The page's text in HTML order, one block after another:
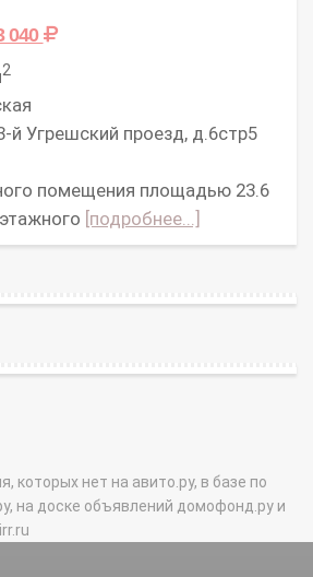
040
2
й Угрешский проезд, д.6стр5
помещения площадью 23.6
[подробнее...]
которых нет на авито.ру, в базе по
на доске объявлений домофонд.ру и